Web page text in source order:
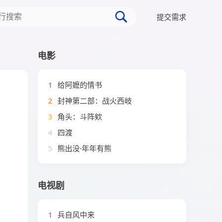
提交需求
电影
1
给阿嬷的情书
2 封神第二部：战火西岐
3 角头：斗阵欸
4 四渡
5 熊出没·年年有熊
电视剧
1 兵自风中来